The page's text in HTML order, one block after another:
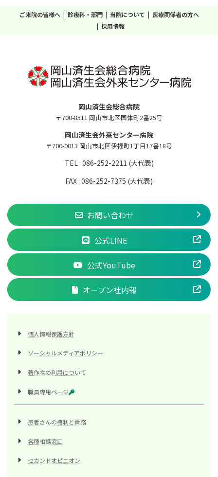
ご来院の皆様へ 診療科・部門 当院について
医療関係者の方へ
採用情報
岡山済生会総合病院
〒700-8511 岡山市北区国体町2番25号
岡山済生会外来センター病院
〒700-0013 岡山市北区伊福町1丁目17番18号
TEL : 086-252-2211 (大代表)
FAX : 086-252-7375 (大代表)
お問い合わせ
公式LINE
公式YouTube
オープン社内報
個人情報保護方針
ソーシャルメディアポリシー
著作物の利用について
職員専用ページ
患者さんの権利と責務
各種相談窓口
セカンドオピニオン